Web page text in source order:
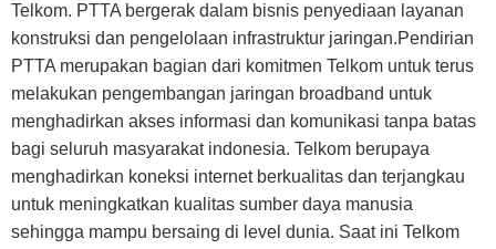
Telkom. PTTA bergerak dalam bisnis penyediaan layanan
konstruksi dan pengelolaan infrastruktur jaringan.Pendirian
PTTA merupakan bagian dari komitmen Telkom untuk terus
melakukan pengembangan jaringan broadband untuk
menghadirkan akses informasi dan komunikasi tanpa batas
bagi seluruh masyarakat indonesia. Telkom berupaya
menghadirkan koneksi internet berkualitas dan terjangkau
untuk meningkatkan kualitas sumber daya manusia
sehingga mampu bersaing di level dunia. Saat ini Telkom